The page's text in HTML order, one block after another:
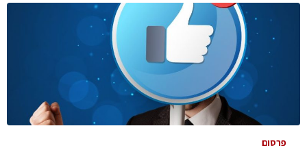
פרסום